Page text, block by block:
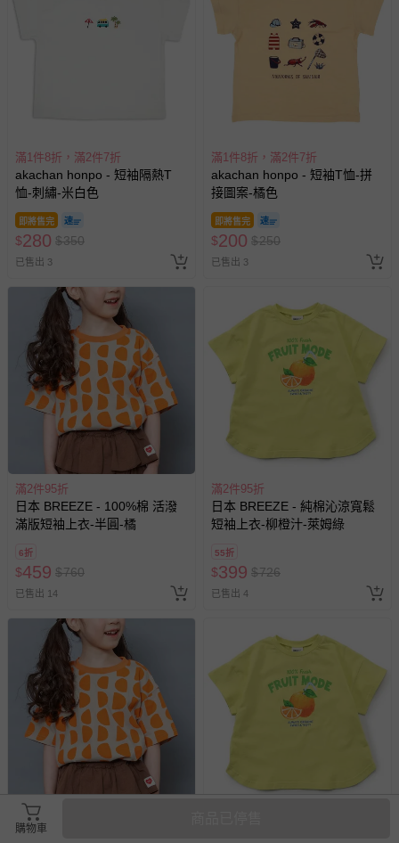
易於腐敗、保存期限較短或解約時即將逾期（例如生鮮
商品、食品等）。
客製化商品（例如客製生日書、姓名貼等）。
等）。
非以有形媒介提供之數位內容或一經提供即為完成之線
上服務，經消費者事先同意始提供（例如線上課程、遊
戲或活動點數等）。
已拆封之以下類型商品：
-個人衛生用品（例如尿布、貼身衣物、泳裝、襪子、地
-新生兒親膚衣物（嬰幼兒包巾與背巾、包屁衣、學習
褲、紗布衣等）。
-接觸性孕哺產品（奶嘴、奶瓶、擠乳器、哺乳衣、托腹
帶束縛衣、餐搖椅等）。
-其他原廠盒裝商品封口處已貼上「不可拆封」，或具警
示字句等說明貼紙、封條者。
國際航空、客運、訂房等服務。
相關的退換貨辦理流程，可詳見：
其他常見問題：
運送服務：目前提供的運送僅限台灣本島。如您位於離島地
區，可能會無法配送，或須依據商品需加收離島運費。廠商
亦保留出貨與否的權利。離島、偏遠地區、樓層親送等加價
商品實際的配達日期，可於訂單個人資料內的查詢訂單內，
已出貨通知之訊息為主。
如您收到商品，請依正常流程檢查是否完好，若商品遇瑕疵
情形，您可申請更換新品或退貨，請見：
退貨的辦理流程。
若您對於會員帳號、商品訂購與資訊、購物流程、付款方
式、折價券與購物金的使用、退貨及商品運送方式等有疑
問，你可詳見：媽咪愛客服中心
。
預購商品：預購為海外同步代購，遇缺貨即會通知媽咪並協
助取消退款事宜。
滿1件8折，滿2件7折
akachan honpo - 短袖隔熱T
恤-刺繡-米白色
即將售完
$280 $350
已售出 3
滿1件8折，滿2件7折
akachan honpo - 短袖T恤-拼
接圖案-橘色
即將售完
$200 $250
已售出 3
滿2件95折
日本 BREEZE - 100%棉 活潑
滿版短袖上衣-半圓-橘
6折
$459 $760
已售出 14
滿2件95折
日本 BREEZE - 純棉沁涼寬鬆
短袖上衣-柳橙汁-萊姆綠
55折
$399 $726
已售出 4
滿2件95折
日本 BREEZE - 100%棉 活潑
購物車